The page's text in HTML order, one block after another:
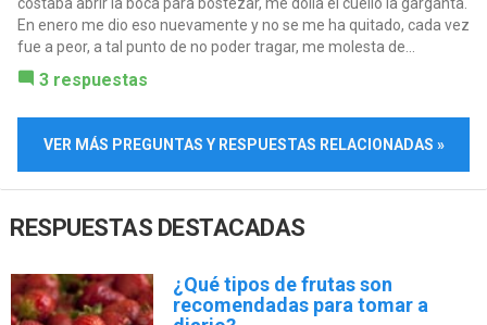
En enero me dio eso nuevamente y no se me ha quitado, cada vez
fue a peor, a tal punto de no poder tragar, me molesta de...
3 respuestas
VER MÁS PREGUNTAS Y RESPUESTAS RELACIONADAS »
RESPUESTAS DESTACADAS
¿Qué tipos de frutas son
recomendadas para tomar a